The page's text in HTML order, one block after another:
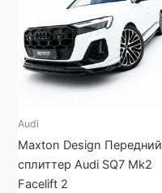
Audi
Maxton Design Передний
сплиттер Audi SQ7 Mk2
Facelift 2